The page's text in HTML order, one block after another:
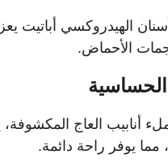
الهيدروكسي أباتيت
الأحماض.
أنابيب العاج
مما يوفر راحة دائمة.